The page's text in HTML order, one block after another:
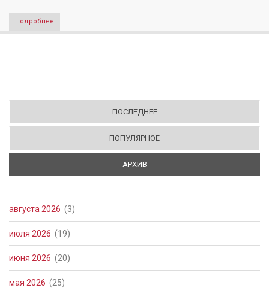
Подробнее
ПОСЛЕДНЕЕ
ПОПУЛЯРНОЕ
АРХИВ
августа 2026 (3)
июля 2026 (19)
июня 2026 (20)
мая 2026 (25)